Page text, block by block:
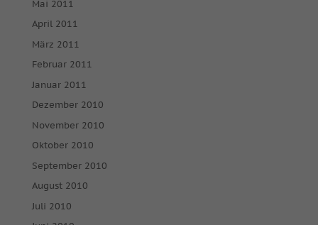
Mai 2011
April 2011
März 2011
Februar 2011
Januar 2011
Dezember 2010
November 2010
Oktober 2010
September 2010
August 2010
Juli 2010